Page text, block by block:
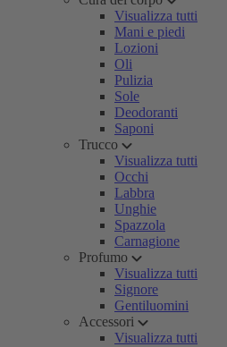
Visualizza tutti
Mani e piedi
Lozioni
Oli
Pulizia
Sole
Deodoranti
Saponi
Trucco
Visualizza tutti
Occhi
Labbra
Unghie
Spazzola
Carnagione
Profumo
Visualizza tutti
Signore
Gentiluomini
Accessori
Visualizza tutti